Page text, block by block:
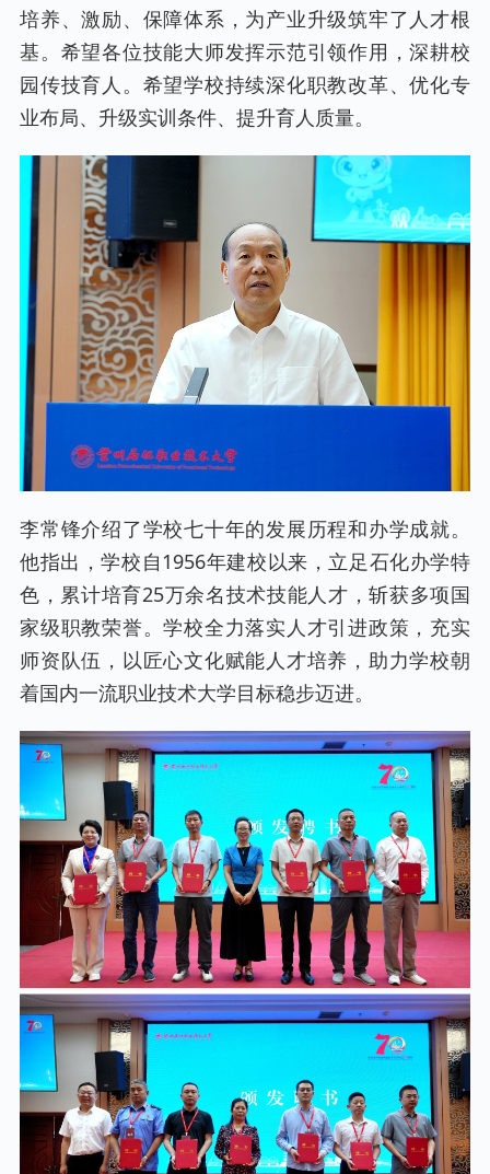
培养、激励、保障体系，为产业升级筑牢了人才根
基。希望各位技能大师发挥示范引领作用，深耕校
园传技育人。希望学校持续深化职教改革、优化专
业布局、升级实训条件、提升育人质量。
李常锋介绍了学校七十年的发展历程和办学成就。
他指出，学校自1956年建校以来，立足石化办学特
色，累计培育25万余名技术技能人才，斩获多项国
家级职教荣誉。学校全力落实人才引进政策，充实
师资队伍，以匠心文化赋能人才培养，助力学校朝
着国内一流职业技术大学目标稳步迈进。